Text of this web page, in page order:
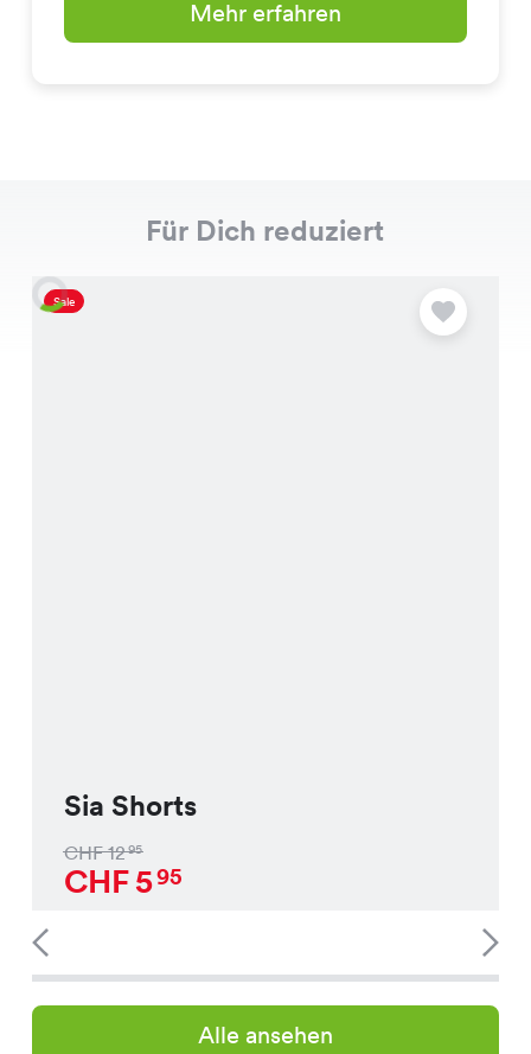
Mehr erfahren
Für Dich reduziert
Sale
Sia Shorts
CHF1295
CHF595
Alle ansehen